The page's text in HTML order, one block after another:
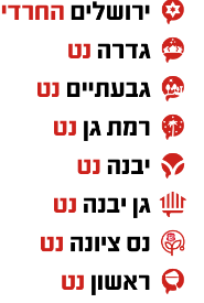
באופן קצת יותר
"שירת הסטיקר" –
שירים כאלו
לפני שהפוליטיקה
בפייסבוק, היו
הסטיקר" לקחה את
הישראלי והפכה
כיוון מגיע מסר